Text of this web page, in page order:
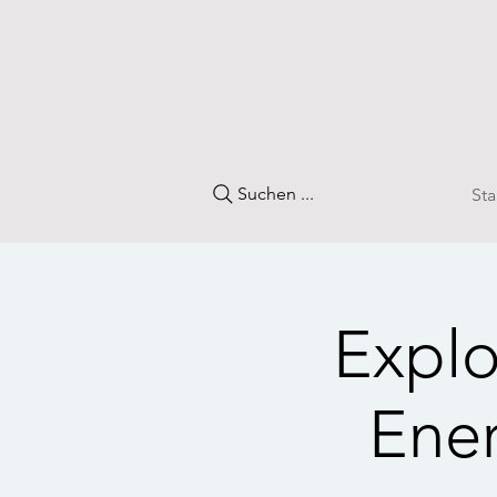
Suchen ...